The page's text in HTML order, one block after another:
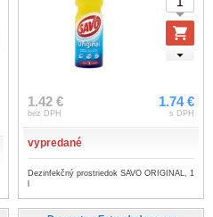
1.42 €
bez DPH
1.74 €
s DPH
vypredané
Dezinfekčný prostriedok SAVO ORIGINAL, 1